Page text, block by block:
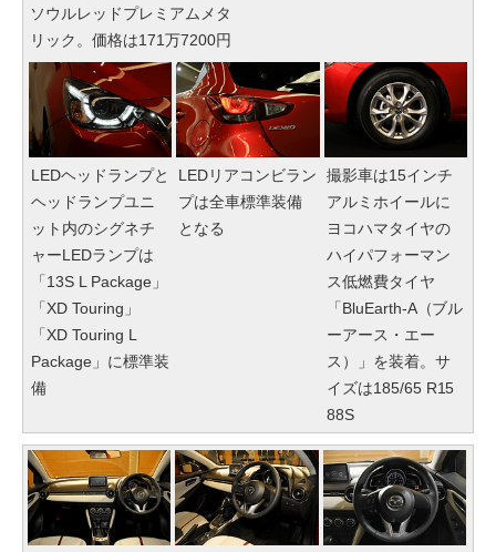
ソウルレッドプレミアムメタ
リック。価格は171万7200円
LEDヘッドランプと
ヘッドランプユニ
ット内のシグネチ
ャーLEDランプは
「13S L Package」
「XD Touring」
「XD Touring L
Package」に標準装
備
LEDリアコンビラン
プは全車標準装備
となる
撮影車は15インチ
アルミホイールに
ヨコハマタイヤの
ハイパフォーマン
ス低燃費タイヤ
「BluEarth-A（ブル
ーアース・エー
ス）」を装着。サ
イズは185/65 R15
88S